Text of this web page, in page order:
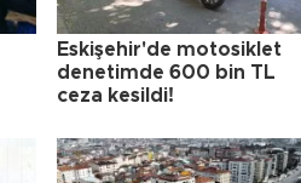
Eskişehir'de motosiklet
denetimde 600 bin TL
ceza kesildi!